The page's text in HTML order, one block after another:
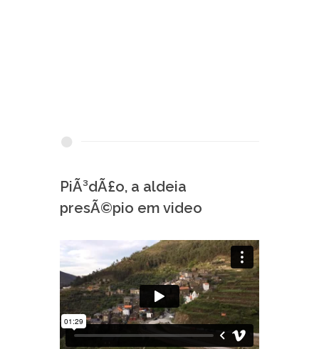
PiÃ³dÃ£o, a aldeia
presÃ©pio em video